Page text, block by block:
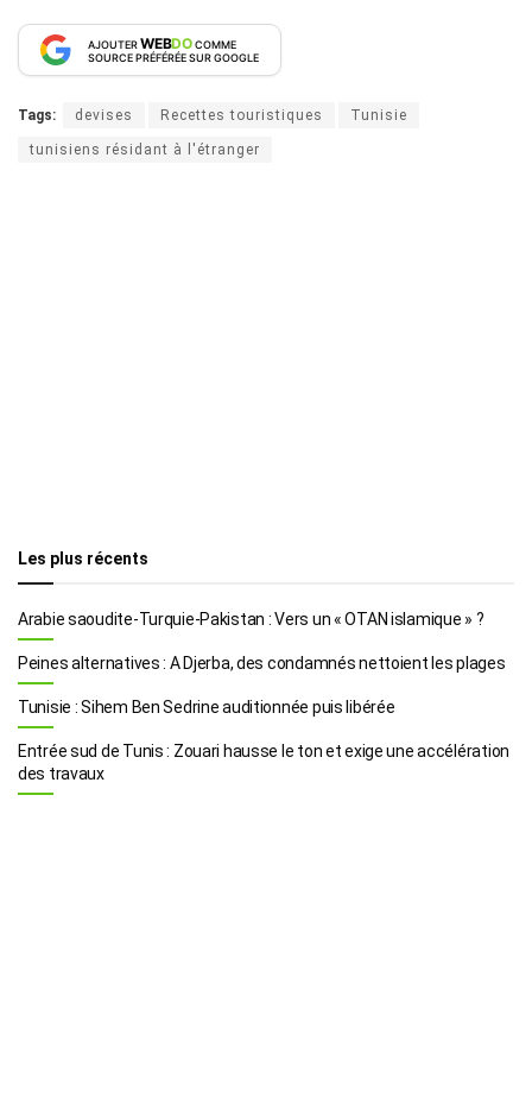
AJOUTERWEBDOCOMME
SOURCE PRÉFÉRÉE SUR GOOGLE
Tags: devises Recettes touristiques Tunisie
tunisiens résidant à l'étranger
Les plus récents
Arabie saoudite-Turquie-Pakistan : Vers un « OTAN islamique » ?
Peines alternatives : A Djerba, des condamnés nettoient les plages
Tunisie : Sihem Ben Sedrine auditionnée puis libérée
Entrée sud de Tunis : Zouari hausse le ton et exige une accélération
des travaux